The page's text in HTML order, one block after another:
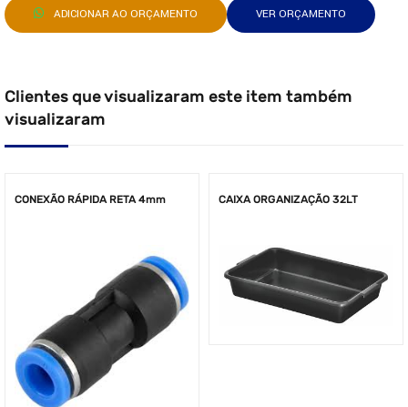
ADICIONAR AO ORÇAMENTO VER ORÇAMENTO
Clientes que visualizaram este item também
visualizaram
CONEXÃO RÁPIDA RETA 4mm CAIXA ORGANIZAÇÃO 32LT